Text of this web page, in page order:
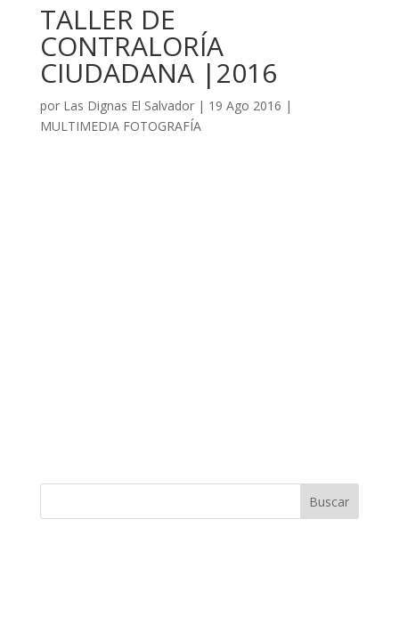
TALLER DE
CONTRALORÍA
CIUDADANA |2016
por Las Dignas El Salvador| 19 Ago 2016 |
MULTIMEDIA FOTOGRAFÍA